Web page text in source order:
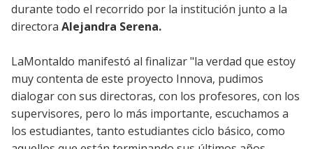
durante todo el recorrido por la institución junto a la
directora Alejandra Serena.
LaMontaldo manifestó al finalizar "la verdad que estoy
muy contenta de este proyecto Innova, pudimos
dialogar con sus directoras, con los profesores, con los
supervisores, pero lo más importante, escuchamos a
los estudiantes, tanto estudiantes ciclo básico, como